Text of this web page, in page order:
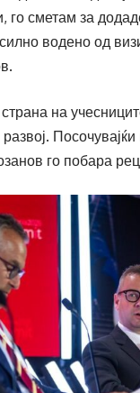
го сметам за
водено од
на
го побара